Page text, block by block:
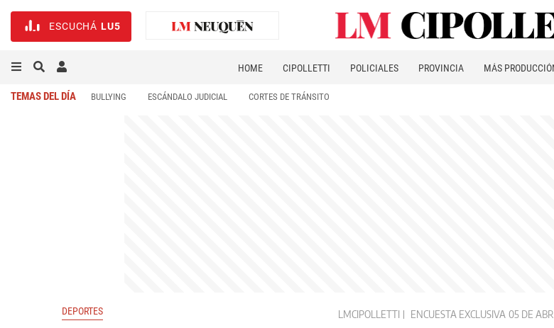
ESCUCHÁ LU5
HOME CIPOLLETTI POLICIALES PROVINCIA MÁS
TEMAS DEL DÍA BULLYING ESCÁNDALO JUDICIAL CORTES DE TRÁNSITO
DEPORTES LMCIPOLLETTI ENCUESTA EXCLUSIVA 05 DE